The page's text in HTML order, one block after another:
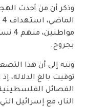
وذكر أن من أحدث
بجروح.
ونبه إلى أن هذا
توقيت بالغ
الفصائل
النار، مع إسرائيل